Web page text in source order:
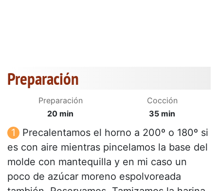
Preparación
Preparación
20 min
Cocción
35 min
Precalentamos el horno a 200º o 180º si
es con aire mientras pincelamos la base del
molde con mantequilla y en mi caso un
poco de azúcar moreno espolvoreada